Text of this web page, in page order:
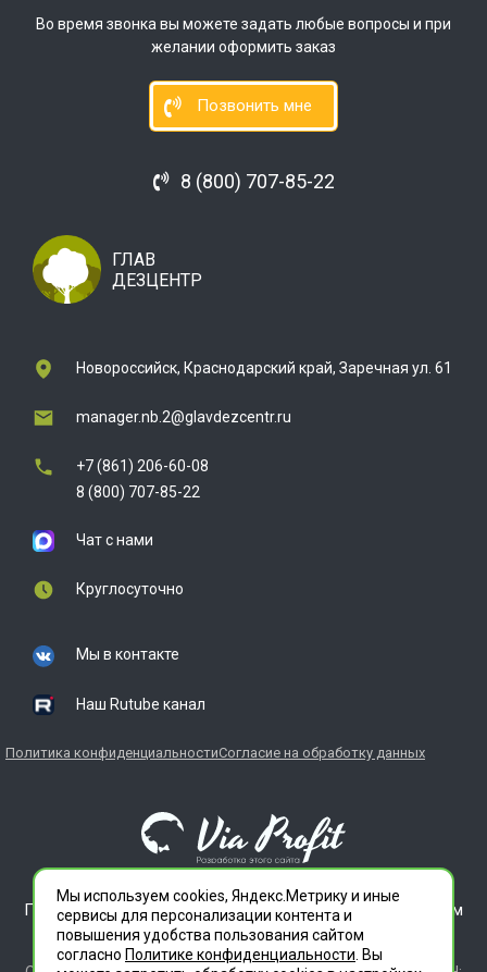
Во время звонка вы можете задать любые вопросы и при
желании оформить заказ
Позвонить мне
8 (800) 707-85-22
ГЛАВ
ДЕЗЦЕНТР
Новороссийск, Краснодарский край, Заречная ул. 61
manager.nb.2@glavdezcentr.ru
+7 (861) 206-60-08
8 (800) 707-85-22
Чат с нами
Круглосуточно
Мы в контакте
Наш Rutube канал
Политика конфиденциальностиСогласие на обработку данных
ГЛАВДЕЗЦЕНТР является зарегистрированным товарным
знаком. Все права защищены.
ООО "СЛУЖБА ДЕЗИНФЕКЦИИ" 620012 СВЕРДЛОВСКАЯ
Мы используем cookies, Яндекс.Метрику и иные
сервисы для персонализации контента и
повышения удобства пользования сайтом
согласно Политике конфиденциальности . Вы